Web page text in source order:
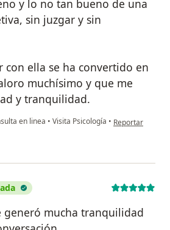
y lo no tan bueno de una
sin juzgar y sin
con ella se ha convertido en
muchísimo y que me
y tranquilidad.
en linea • Visita Psicología • en opinión del
Reportar
generó mucha tranquilidad